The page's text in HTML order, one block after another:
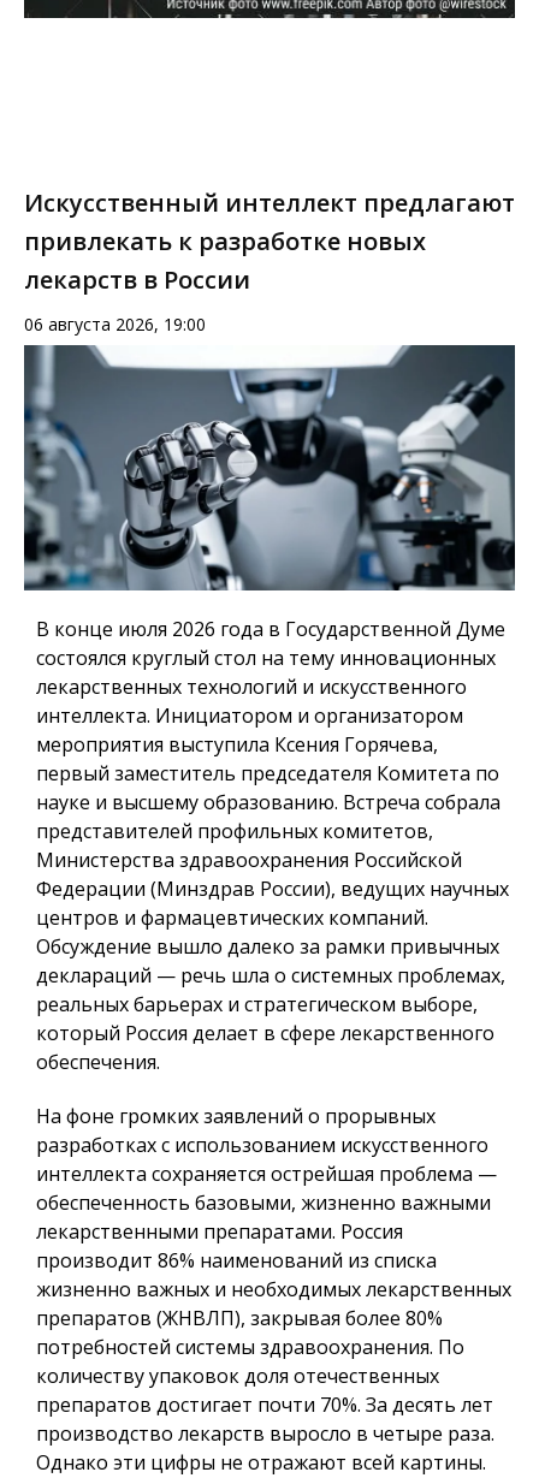
Искусственный интеллект предлагают
привлекать к разработке новых
лекарств в России
06 августа 2026, 19:00
В конце июля 2026 года в Государственной Думе
состоялся круглый стол на тему инновационных
лекарственных технологий и искусственного
интеллекта. Инициатором и организатором
мероприятия выступила Ксения Горячева,
первый заместитель председателя Комитета по
науке и высшему образованию. Встреча собрала
представителей профильных комитетов,
Министерства здравоохранения Российской
Федерации (Минздрав России), ведущих научных
центров и фармацевтических компаний.
Обсуждение вышло далеко за рамки привычных
деклараций — речь шла о системных проблемах,
реальных барьерах и стратегическом выборе,
который Россия делает в сфере лекарственного
обеспечения.
На фоне громких заявлений о прорывных
разработках с использованием искусственного
интеллекта сохраняется острейшая проблема —
обеспеченность базовыми, жизненно важными
лекарственными препаратами. Россия
производит 86% наименований из списка
жизненно важных и необходимых лекарственных
препаратов (ЖНВЛП), закрывая более 80%
потребностей системы здравоохранения. По
количеству упаковок доля отечественных
препаратов достигает почти 70%. За десять лет
производство лекарств выросло в четыре раза.
Однако эти цифры не отражают всей картины.